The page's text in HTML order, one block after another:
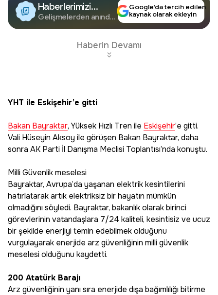
Haberlerimizi
Google'da Takip
Edin
Gelişmelerden anında
Google’da tercih edilen
kaynak olarak ekleyin
Haberin Devamı
YHT ile Eskişehir’e gitti
Bakan Bayraktar, Yüksek Hızlı Tren ile Eskişehir’e gitti.
Vali Hüseyin Aksoy ile görüşen Bakan Bayraktar, daha
sonra AK Parti İl Danışma Meclisi Toplantısı’nda konuştu.
Milli Güvenlik meselesi
Bayraktar, Avrupa’da yaşanan elektrik kesintilerini
hatırlatarak artık elektriksiz bir hayatın mümkün
olmadığını söyledi. Bayraktar, bakanlık olarak birinci
görevlerinin vatandaşlara 7/24 kaliteli, kesintisiz ve ucuz
bir şekilde enerjiyi temin edebilmek olduğunu
vurgulayarak enerjide arz güvenliğinin milli güvenlik
meselesi olduğunu kaydetti.
200 Atatürk Barajı
Arz güvenliğinin yanı sıra enerjide dışa bağımlılığı bitirme